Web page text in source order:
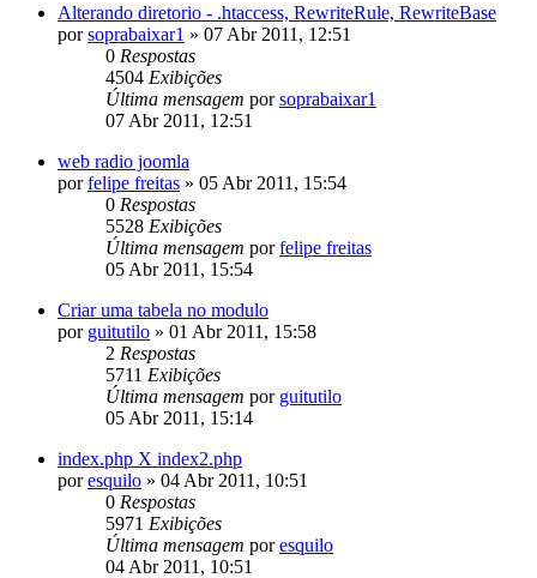
Alterando diretorio - .htaccess, RewriteRule, RewriteBase
porsoprabaixar1 » 07 Abr 2011, 12:51
0 Respostas
4504 Exibições
Última mensagem porsoprabaixar1
07 Abr 2011, 12:51
web radio joomla
porfelipe freitas » 05 Abr 2011, 15:54
0 Respostas
5528 Exibições
Última mensagem porfelipe freitas
05 Abr 2011, 15:54
Criar uma tabela no modulo
por guitutilo » 01 Abr 2011, 15:58
2 Respostas
5711 Exibições
Última mensagem por guitutilo
05 Abr 2011, 15:14
index.php X index2.php
poresquilo » 04 Abr 2011, 10:51
0 Respostas
5971 Exibições
Última mensagem poresquilo
04 Abr 2011, 10:51